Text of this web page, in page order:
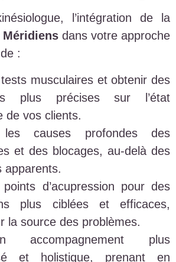
l’intégration de la
Méridiens dans votre approche
:
musculaires et obtenir des
plus précises sur l’état
de vos clients.
les causes profondes des
et des blocages, au-delà des
apparents.
d’acupression pour des
plus ciblées et efficaces,
la source des problèmes.
accompagnement plus
et holistique, prenant en